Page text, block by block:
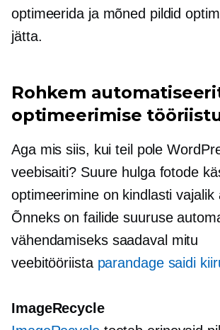
optimeerida ja mõned pildid
jätta.
Rohkem
optimeerimise
Aga mis siis, kui teil pole
veebisaiti? Suure hulga fotode
optimeerimine on kindlasti vajalik
Õnneks on failide suuruse
vähendamiseks saadaval mitu
veebitööriista parandage saidi
ImageRecycle